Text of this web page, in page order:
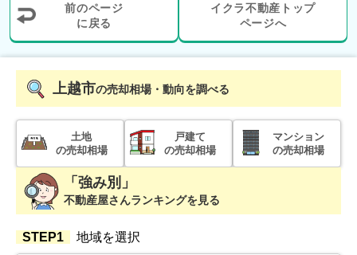
更地 343㎡
前のページ
に戻る
イクラ不動産トップ
ページへ
上越市の売却相場・動向を調べる
土地
の売却相場
戸建て
の売却相場
マンション
の売却相場
「強み別」
不動産屋さんランキングを見る
STEP1 地域を選択